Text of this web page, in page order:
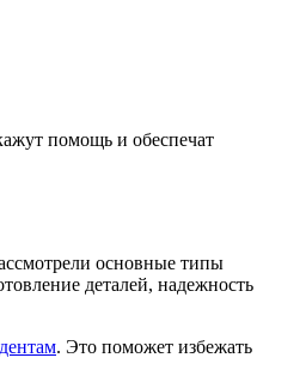
помощь и обеспечат
основные типы
деталей, надежность
. Это поможет избежать